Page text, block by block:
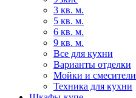
3 кв. м.
5 кв. м.
6 кв. м.
9 кв. м.
Все для кухни
Варианты отделки
Мойки и смесители
Техника для кухни